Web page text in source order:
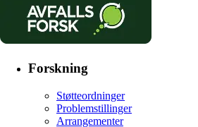
Forskning
Støtteordninger
Problemstillinger
Arrangementer